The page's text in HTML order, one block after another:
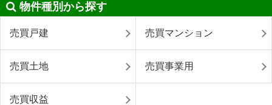
物件種別から探す
売買戸建 売買マンション
売買土地 売買事業用
売買収益